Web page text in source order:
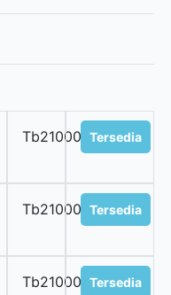
Tb2100027Kbing
Tersedia
Tb2100028Kbing
Tersedia
Tb2100029Kbing
Tersedia